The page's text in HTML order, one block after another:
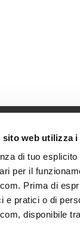
sito web utilizza i
di tuo
per il
Prima di
e pratici o di
disponibile
s.c. via Nobel